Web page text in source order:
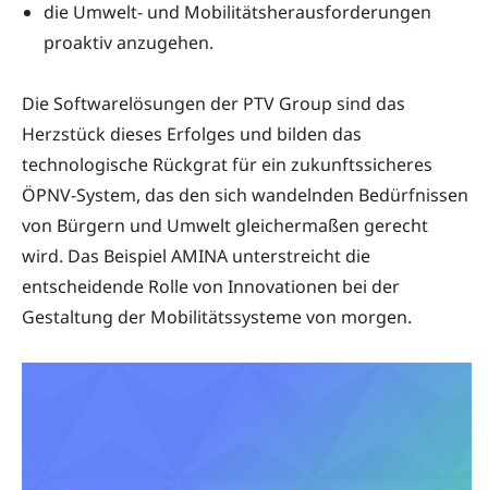
die Umwelt- und Mobilitätsherausforderungen
proaktiv anzugehen.
Die Softwarelösungen der PTV Group sind das
Herzstück dieses Erfolges und bilden das
technologische Rückgrat für ein zukunftssicheres
ÖPNV-System, das den sich wandelnden Bedürfnissen
von Bürgern und Umwelt gleichermaßen gerecht
wird. Das Beispiel AMINA unterstreicht die
entscheidende Rolle von Innovationen bei der
Gestaltung der Mobilitätssysteme von morgen.